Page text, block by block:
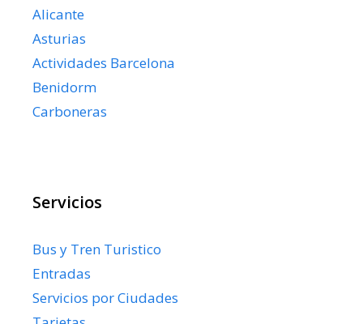
Alicante
Asturias
Actividades Barcelona
Benidorm
Carboneras
Servicios
Bus y Tren Turistico
Entradas
Servicios por Ciudades